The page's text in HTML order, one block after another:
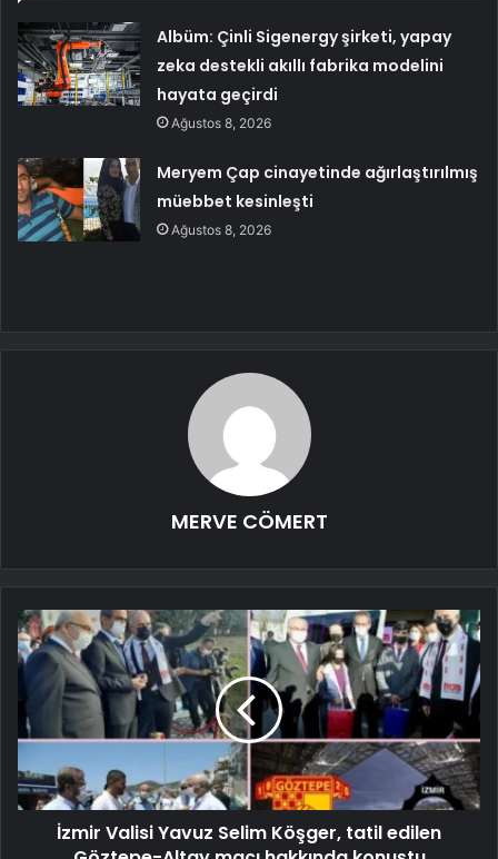
Albüm: Çinli Sigenergy şirketi, yapay
zeka destekli akıllı fabrika modelini
hayata geçirdi
Ağustos 8, 2026
Meryem Çap cinayetinde ağırlaştırılmış
müebbet kesinleşti
Ağustos 8, 2026
MERVE CÖMERT
İzmir Valisi Yavuz Selim Köşger, tatil edilen